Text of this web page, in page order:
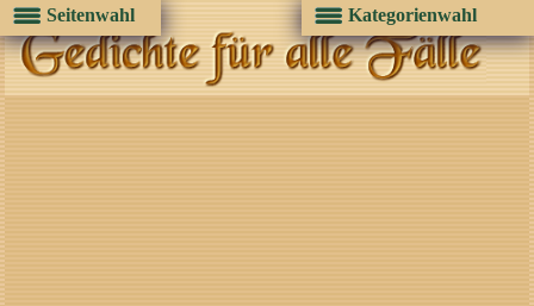
Seitenwahl Kategorienwahl